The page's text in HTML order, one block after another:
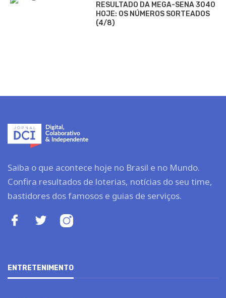
RESULTADO DA MEGA-SENA 3040
HOJE: OS NÚMEROS SORTEADOS
(4/8)
Saiba o que acontece hoje no Brasil e no Mundo.
Confira resultados de loterias, notícias do seu time,
bastidores dos famosos e guias de serviços.
ENTRETENIMENTO